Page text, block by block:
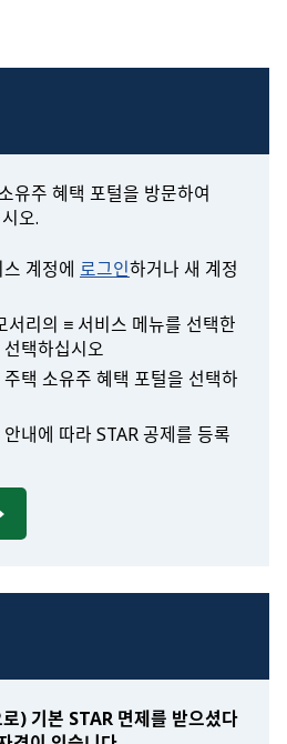
유주 혜택 포털을 방문하여
오.
계정에 로그인하거나 새 계정
서리의 ≡ 서비스 메뉴를 선택한
선택하십시오
주택 소유주 혜택 포털을 선택하
내에 따라 STAR 공제를 등록
) 기본 STAR 면제를 받으셨다